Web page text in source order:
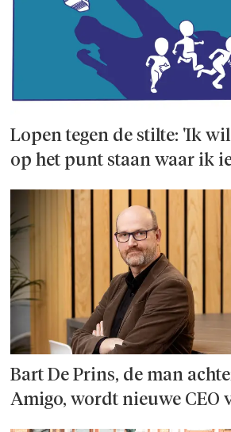
Lopen tegen de stilte: 'Ik
op het punt staan waar ik
Bart De Prins, de man
Amigo, wordt nieuwe CEO